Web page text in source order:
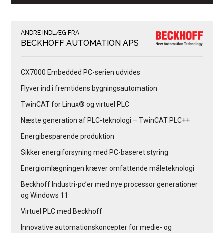
ANDRE INDLÆG FRA
BECKHOFF AUTOMATION APS
CX7000 Embedded PC-serien udvides
Flyver ind i fremtidens bygningsautomation
TwinCAT for Linux® og virtuel PLC
Næste generation af PLC-teknologi – TwinCAT PLC++
Energibesparende produktion
Sikker energiforsyning med PC-baseret styring
Energiomlægningen kræver omfattende måleteknologi
Beckhoff Industri-pc’er med nye processor generationer
og Windows 11
Virtuel PLC med Beckhoff
Innovative automationskoncepter for medie- og